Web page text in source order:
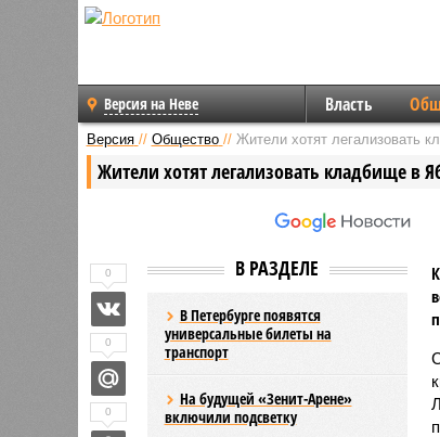
Версия на Неве Власть
Версия // Общество // Жители хотят легализовать
Жители хотят легализовать кладбище в
В РАЗДЕЛЕ
В Петербурге появятся
универсальные билеты на
транспорт
На будущей «Зенит-Арене»
включили подсветку
0
0
0